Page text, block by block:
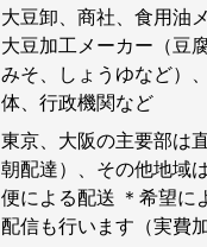
大豆卸、商社、食用油メ
大豆加工メーカー（豆腐
みそ、しょうゆなど）
体、行政機関など
東京、大阪の主要部は
朝配達）、その他地域
便による配送 ＊希望に
配信も行います（実費加